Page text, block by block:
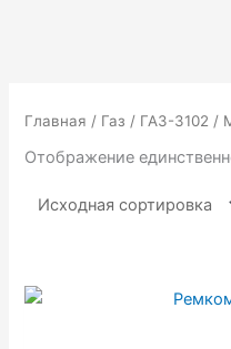
Главная / Газ / ГАЗ-3102 /
Отображение